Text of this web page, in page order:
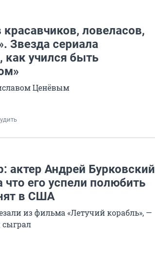
ловеласов,
Звезда сериала
учился быть
Ценёвым
актер Андрей Бурковский
что его успели полюбить
в США
из фильма «Летучий корабль», —
сыграл